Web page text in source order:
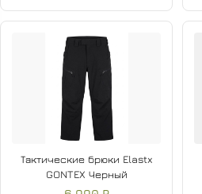
Тактические брюки Elastx
GONTEX Черный